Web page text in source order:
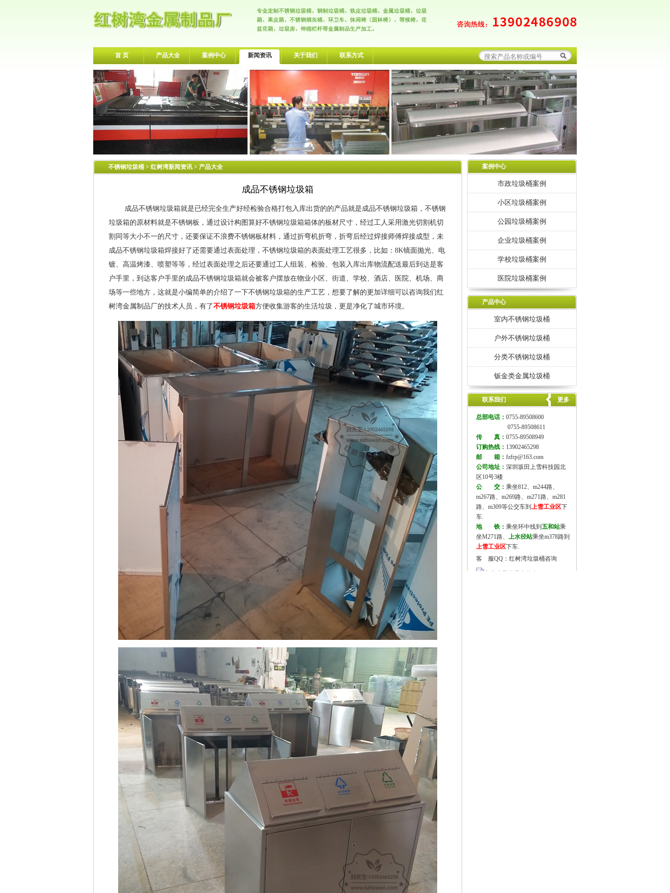
首 页 产品大全 案例中心 新闻资讯 关于我们 联系方式
不锈钢垃圾桶 > 红树湾新闻资讯 > 产品大全
成品不锈钢垃圾箱
成品不锈钢垃圾箱就是已经完全生产好经检验合格打包入库出货的的产品就是成品不锈钢垃圾箱，不锈钢
垃圾箱的原材料就是不锈钢板，通过设计构图算好不锈钢垃圾箱箱体的板材尺寸，经过工人采用激光切割机切
割同等大小不一的尺寸，还要保证不浪费不锈钢板材料，通过折弯机折弯，折弯后经过焊接师傅焊接成型，未
成品不锈钢垃圾箱焊接好了还需要通过表面处理，不锈钢垃圾箱的表面处理工艺很多，比如：8K镜面抛光、电
镀、高温烤漆、喷塑等等，经过表面处理之后还要通过工人组装、检验、包装入库出库物流配送最后到达是客
户手里，到达客户手里的成品不锈钢垃圾箱就会被客户摆放在物业小区、街道、学校、酒店、医院、机场、商
场等一些地方，这就是小编简单的介绍了一下不锈钢垃圾箱的生产工艺，想要了解的更加详细可以咨询我们红
树湾金属制品厂的技术人员，有了不锈钢垃圾箱方便收集游客的生活垃圾，更是净化了城市环境。
案例中心
市政垃圾桶案例
小区垃圾桶案例
公园垃圾桶案例
企业垃圾桶案例
学校垃圾桶案例
医院垃圾桶案例
产品中心
室内不锈钢垃圾桶
户外不锈钢垃圾桶
分类不锈钢垃圾桶
钣金类金属垃圾桶